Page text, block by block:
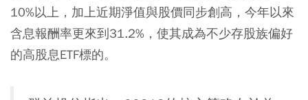
10%以上，加上近期淨值與股價同步創高，今年以來
含息報酬率更來到31.2%，使其成為不少存股族偏好
的高股息ETF標的。